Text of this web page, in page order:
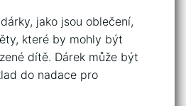
jako jsou oblečení,
které by mohly být
dítě. Dárek může být
do nadace pro